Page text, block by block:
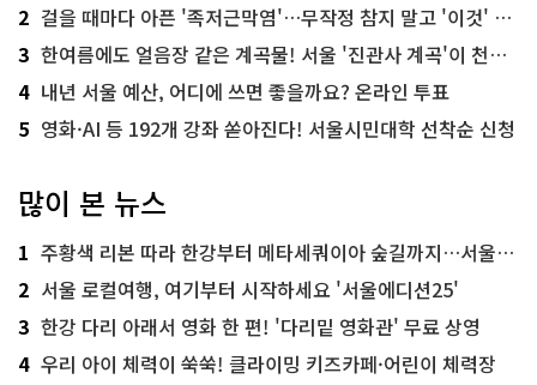
2 걸을 때마다 아픈 '족저근막염'…무작정 참지 말고 '이것' 해보세요!
3 한여름에도 얼음장 같은 계곡물! 서울 '진관사 계곡'이 천국이네~
4 내년 서울 예산, 어디에 쓰면 좋을까요? 온라인 투표
5 영화·AI 등 192개 강좌 쏟아진다! 서울시민대학 선착순 신청
많이 본 뉴스
1 주황색 리본 따라 한강부터 메타세쿼이아 숲길까지…서울둘레길 15코스
2 서울 로컬여행, 여기부터 시작하세요 '서울에디션25'
3 한강 다리 아래서 영화 한 편! '다리밑 영화관' 무료 상영
4 우리 아이 체력이 쑥쑥! 클라이밍 키즈카페·어린이 체력장